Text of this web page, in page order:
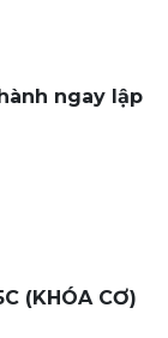
ngay lập
(KHÓA CƠ)